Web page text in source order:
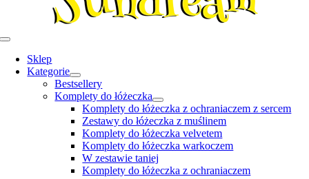
Toggle
Navigation
Sklep
Kategorie
Bestsellery
Komplety do łóżeczka
Komplety do łóżeczka z ochraniaczem z sercem
Zestawy do łóżeczka z muślinem
Komplety do łóżeczka velvetem
Komplety do łóżeczka warkoczem
W zestawie taniej
Komplety do łóżeczka z ochraniaczem